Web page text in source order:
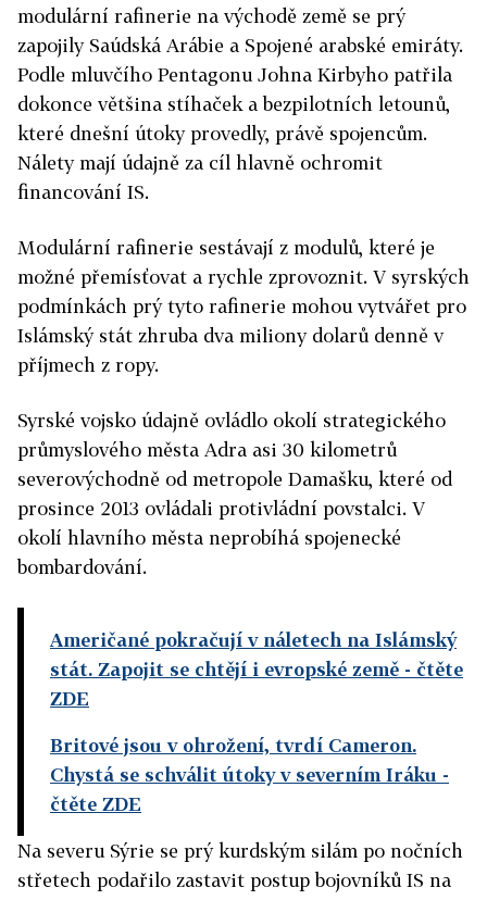
modulární rafinerie na východě země se prý
zapojily Saúdská Arábie a Spojené arabské emiráty.
Podle mluvčího Pentagonu Johna Kirbyho patřila
dokonce většina stíhaček a bezpilotních letounů,
které dnešní útoky provedly, právě spojencům.
Nálety mají údajně za cíl hlavně ochromit
financování IS.
Modulární rafinerie sestávají z modulů, které je
možné přemísťovat a rychle zprovoznit. V syrských
podmínkách prý tyto rafinerie mohou vytvářet pro
Islámský stát zhruba dva miliony dolarů denně v
příjmech z ropy.
Syrské vojsko údajně ovládlo okolí strategického
průmyslového města Adra asi 30 kilometrů
severovýchodně od metropole Damašku, které od
prosince 2013 ovládali protivládní povstalci. V
okolí hlavního města neprobíhá spojenecké
bombardování.
Američané pokračují v náletech na Islámský
stát. Zapojit se chtějí i evropské země - čtěte
ZDE
Britové jsou v ohrožení, tvrdí Cameron.
Chystá se schválit útoky v severním Iráku -
čtěte ZDE
Na severu Sýrie se prý kurdským silám po nočních
střetech podařilo zastavit postup bojovníků IS na